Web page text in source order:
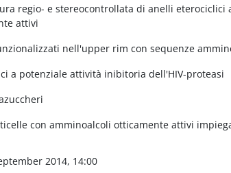
regio- e stereocontrollata di anelli
attivi
nell'upper rim con sequenze
a potenziale attività inibitoria dell'HIV-proteasi
con amminoalcoli otticamente attivi
2014, 14:00